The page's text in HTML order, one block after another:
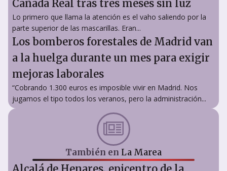
Cañada Real tras tres meses sin luz
Lo primero que llama la atención es el vaho saliendo por la
parte superior de las mascarillas. Eran...
Los bomberos forestales de Madrid van
a la huelga durante un mes para exigir
mejoras laborales
“Cobrando 1.300 euros es imposible vivir en Madrid. Nos
jugamos el tipo todos los veranos, pero la administración...
También en La Marea